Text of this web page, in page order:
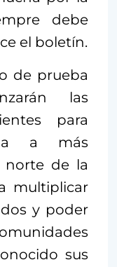
debe
el boletín.
de prueba
las
para
a más
norte de la
multiplicar
y poder
sus